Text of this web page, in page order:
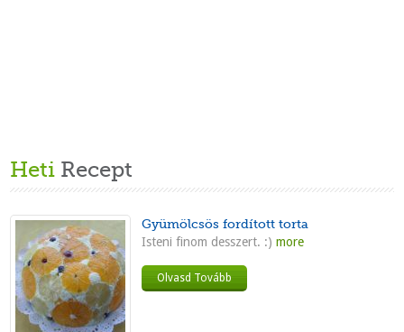
Heti Recept
Gyümölcsös fordított torta
Isteni finom desszert. :) more
Olvasd Tovább